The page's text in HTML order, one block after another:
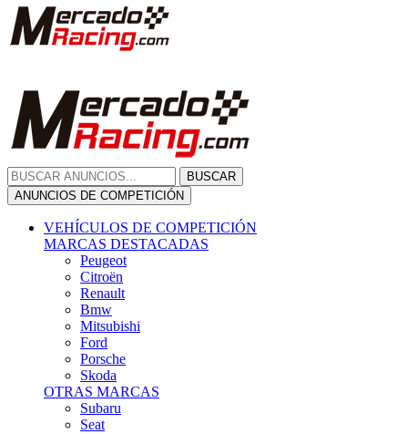
BUSCAR
ANUNCIOS DE COMPETICIÓN
VEHÍCULOS DE COMPETICIÓN
MARCAS DESTACADAS
Peugeot
Citroën
Renault
Bmw
Mitsubishi
Ford
Porsche
Skoda
OTRAS MARCAS
Subaru
Seat
Opel